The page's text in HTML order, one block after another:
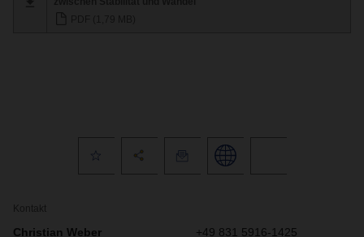
Kontakt
Christian Weber
+49 831 5916-1425